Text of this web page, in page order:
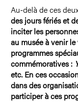
Au-delà de ces
des jours fériés et
inciter les
au musée à venir
programmes
commémoratives :
etc. En ces
dans des
participer à ces